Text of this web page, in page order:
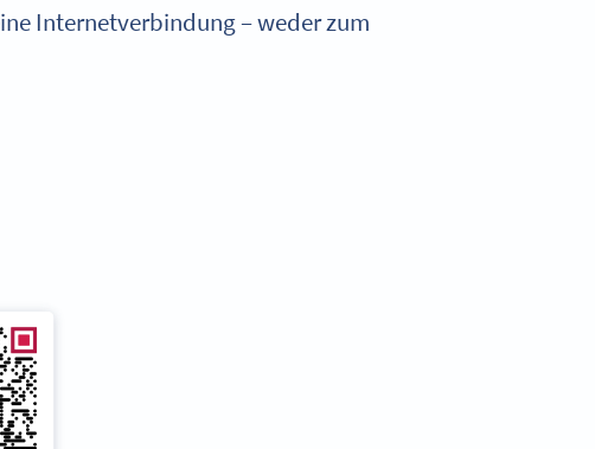
Internetverbindung – weder zum